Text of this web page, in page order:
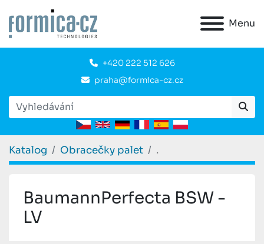
Menu
+420 222 512 626
praha@formica-cz.cz
Katalog Obracečky palet .
BaumannPerfecta BSW -
LV